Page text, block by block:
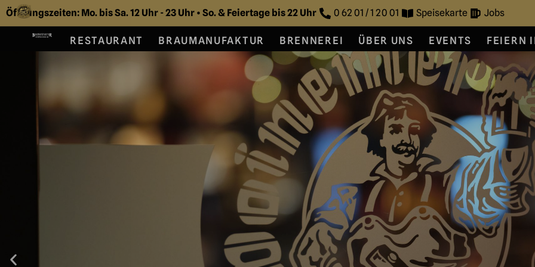
Öffnungszeiten: Mo. bis Sa. 12 Uhr - 23 Uhr • So. & Feiertage bis 22 Uhr 0 62 01 / 1 20 01 Speisekarte Jobs
RESTAURANT BRAUMANUFAKTUR BRENNEREI ÜBER UNS EVENTS FEIERN